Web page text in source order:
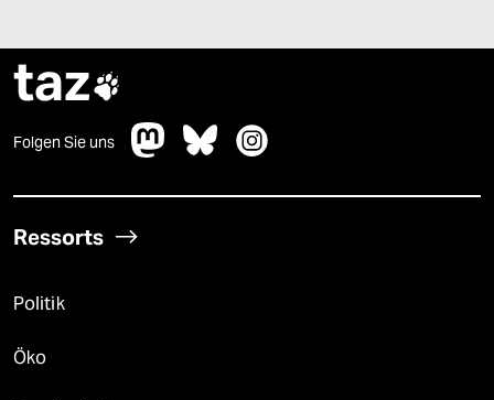
taz
Folgen Sie uns
Ressorts
Politik
Öko